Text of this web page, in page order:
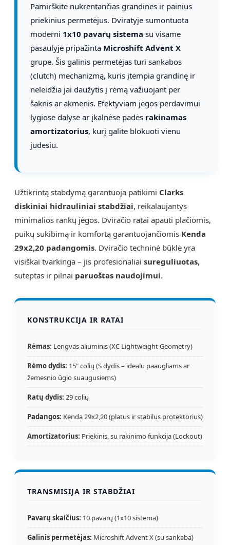
Pamirškite nukrentančias grandines ir painius
priekinius permetėjus. Dviratyje sumontuota
moderni 1x10 pavarų sistema su visame
pasaulyje pripažinta Microshift Advent X
grupe. Šis galinis permetėjas turi sankabos
(clutch) mechanizmą, kuris įtempia grandinę ir
neleidžia jai daužytis į rėmą važiuojant per
šaknis ar akmenis. Efektyviam jėgos perdavimui
lygiose dalyse ar įkalnėse padės rakinamas
amortizatorius, kurį galite blokuoti vienu
judesiu.
Užtikrintą stabdymą garantuoja patikimi Clarks
diskiniai hidrauliniai stabdžiai, reikalaujantys
minimalios rankų jėgos. Dviračio ratai apauti plačiomis,
puikų sukibimą ir komfortą garantuojančiomis Kenda
29x2,20 padangomis. Dviračio techninė būklė yra
visiškai tvarkinga – jis profesionaliai sureguliuotas,
suteptas ir pilnai paruoštas naudojimui.
KONSTRUKCIJA IR RATAI
Rėmas: Lengvas aliuminis (XC Lightweight Geometry)
Rėmo dydis: 15" colių (S dydis – idealu paaugliams ar
žemesnio ūgio suaugusiems)
Ratų dydis: 29 colių
Padangos: Kenda 29x2,20 (platus ir stabilus protektorius)
Amortizatorius: Priekinis, su rakinimo funkcija (Lockout)
TRANSMISIJA IR STABDŽIAI
Pavarų skaičius: 10 pavarų (1x10 sistema)
Galinis permetėjas: Microshift Advent X (su sankaba)